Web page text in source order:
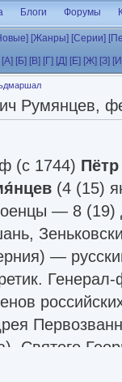
Блоги Форумы
[Жанры] [Серии]
[А] [Б] [В] [Г] [Д] [Е] [Ж] [З]
Румянцев,
(c 1744)
(4 (15)
— 8 (19)
—
Святого